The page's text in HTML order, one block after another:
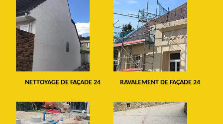
NETTOYAGE DE FAÇADE 24 RAVALEMENT DE FAÇADE 24